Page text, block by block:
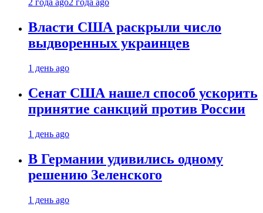
2 года ago2 года ago
Власти США раскрыли число
выдворенных украинцев
1 день ago
Сенат США нашел способ ускорить
принятие санкций против России
1 день ago
В Германии удивились одному
решению Зеленского
1 день ago